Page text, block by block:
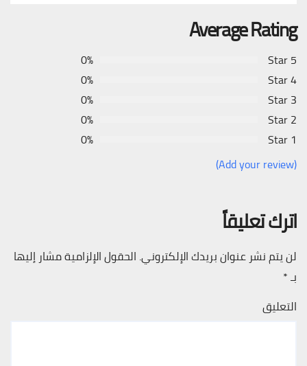
Average Rating
5 Star
0%
4 Star
0%
3 Star
0%
2 Star
0%
1 Star
0%
(Add your review)
اترك تعليقاً
لن يتم نشر عنوان بريدك الإلكتروني. الحقول الإلزامية مشار إليها
بـ*
التعليق